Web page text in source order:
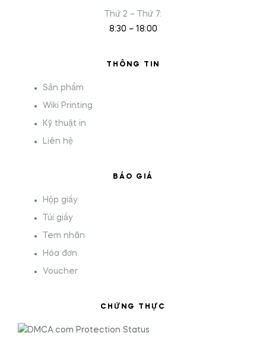
Thứ 2 – Thứ 7:
8:30 – 18:00
THÔNG TIN
Sản phẩm
Wiki Printing
Kỹ thuật in
Liên hệ
BÁO GIÁ
Hộp giấy
Túi giấy
Tem nhãn
Hóa đơn
Voucher
CHỨNG THỰC